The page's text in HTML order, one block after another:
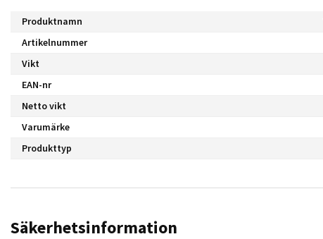
Produktnamn
Artikelnummer
Vikt
EAN-nr
Netto vikt
Varumärke
Produkttyp
Säkerhetsinformation